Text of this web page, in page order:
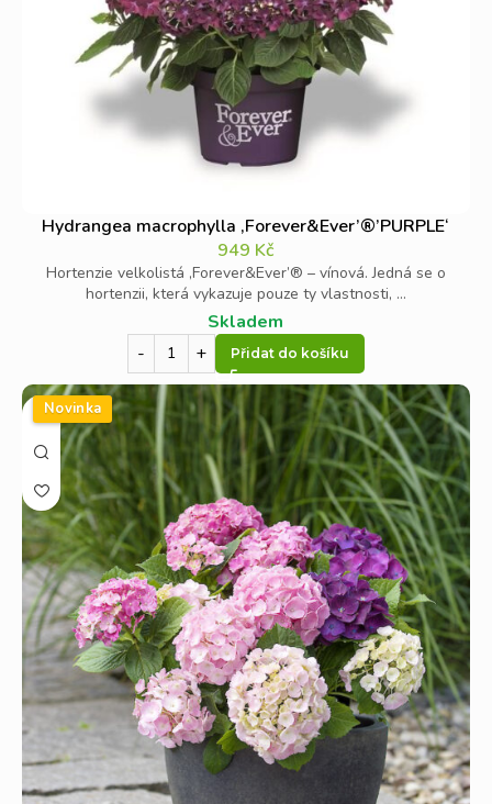
Hydrangea macrophylla ‚Forever&Ever’®’PURPLE‘
949 Kč
Hortenzie velkolistá ‚Forever&Ever’® – vínová. Jedná se o
hortenzii, která vykazuje pouze ty vlastnosti, ...
Skladem
Přidat do košíku
Novinka